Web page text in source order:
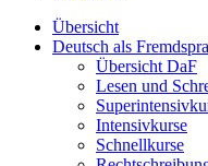
Übersicht
Deutsch als
Übersicht DaF
Lesen und
Intensivkurse
Schnellkurse